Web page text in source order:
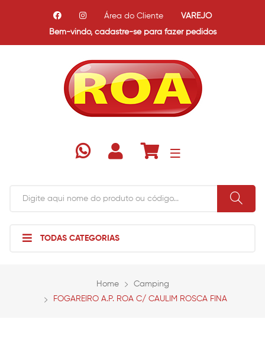
Bem-vindo, cadastre-se para fazer pedidos
Área do Cliente VAREJO
TODAS CATEGORIAS
Home
Camping
FOGAREIRO A.P. ROA C/ CAULIM ROSCA FINA